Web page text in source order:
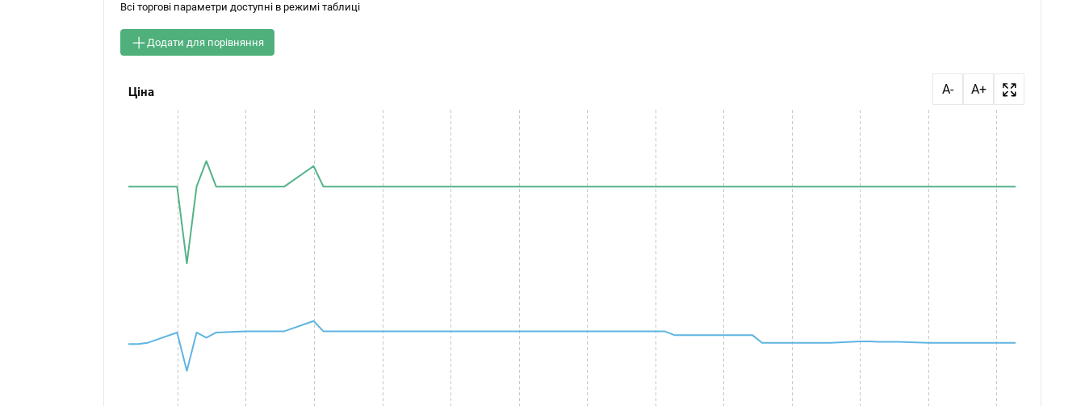
Всі торгові параметри доступні в режимі таблиці
Додати для порівняння
A- A+
Ціна